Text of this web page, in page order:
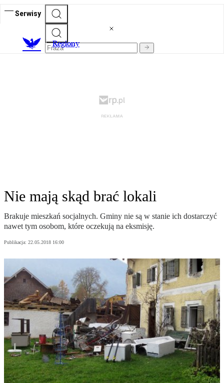
Serwisy
Regiony
Nie mają skąd brać lokali
Brakuje mieszkań socjalnych. Gminy nie są w stanie ich dostarczyć
nawet tym osobom, które oczekują na eksmisję.
Publikacja: 22.05.2018 16:00